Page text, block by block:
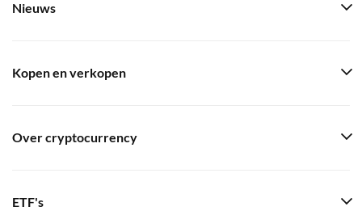
Nieuws
Kopen en verkopen
Over cryptocurrency
ETF's